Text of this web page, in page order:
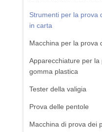
Strumenti per la prova
in carta
Macchina per la prova
Apparecchiature per la
gomma plastica
Tester della valigia
Prova delle pentole
Macchina di prova dei